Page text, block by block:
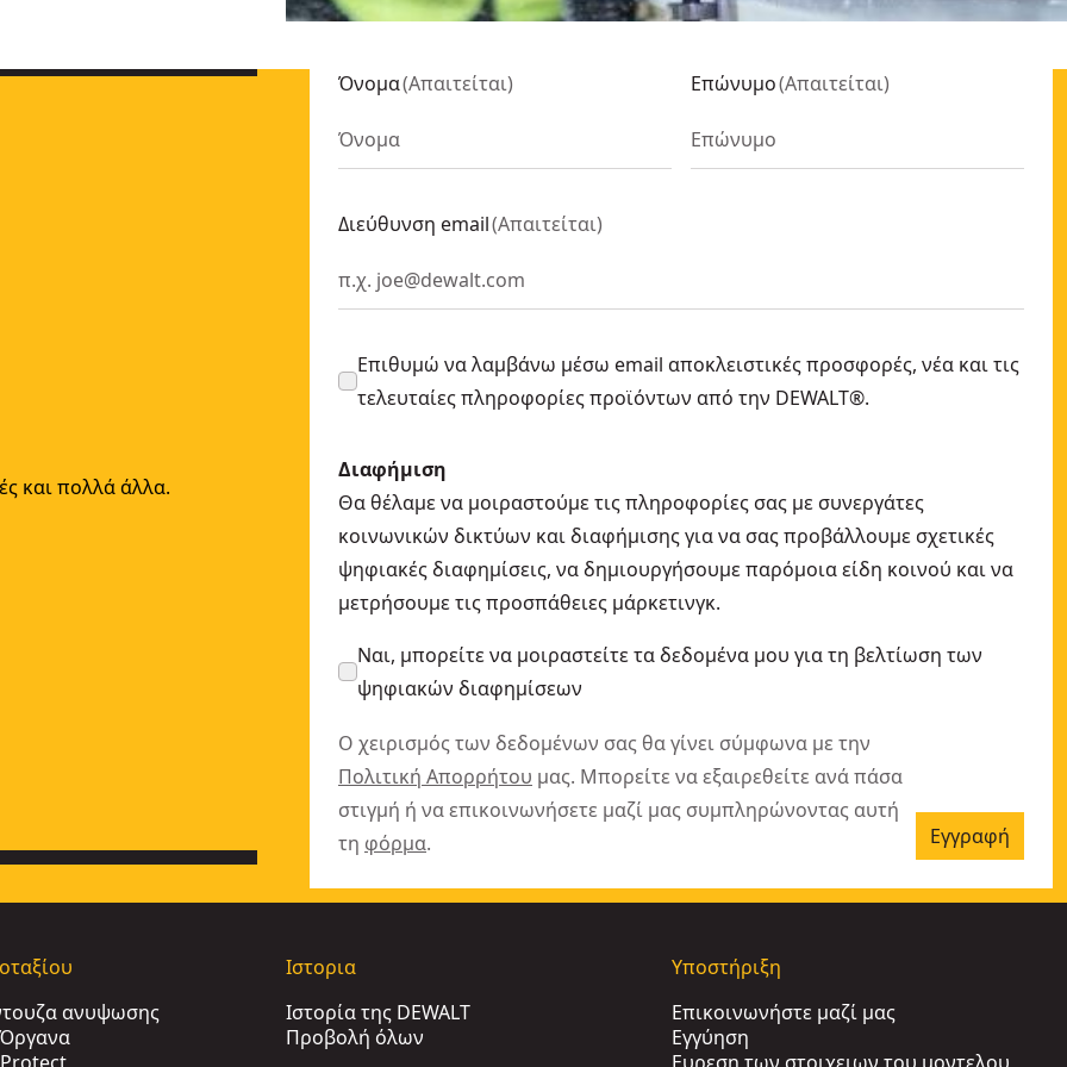
DCW600N-XJ
και πολλά άλλα.
Όνομα(Απαιτείται) Επώνυμο(Απαιτείται)
Διεύθυνση email(Απαιτείται)
Επιθυμώ να λαμβάνω μέσω email αποκλειστικές προσφορές, νέα και τις
τελευταίες πληροφορίες προϊόντων από την DEWALT®.
Διαφήμιση
Θα θέλαμε να μοιραστούμε τις πληροφορίες σας με συνεργάτες
κοινωνικών δικτύων και διαφήμισης για να σας προβάλλουμε σχετικές
ψηφιακές διαφημίσεις, να δημιουργήσουμε παρόμοια είδη κοινού και να
μετρήσουμε τις προσπάθειες μάρκετινγκ.
Ναι, μπορείτε να μοιραστείτε τα δεδομένα μου για τη βελτίωση των
ψηφιακών διαφημίσεων
Ο χειρισμός των δεδομένων σας θα γίνει σύμφωνα με την
Πολιτική Απορρήτου μας. Μπορείτε να εξαιρεθείτε ανά πάσα
στιγμή ή να επικοινωνήσετε μαζί μας συμπληρώνοντας αυτή
τη φόρμα. Εγγραφή
ανυψωσης
Όργανα
Ιστορια
Ιστορία της DEWALT
Προβολή όλων
Υποστήριξη
Επικοινωνήστε μαζί μας
Εγγύηση